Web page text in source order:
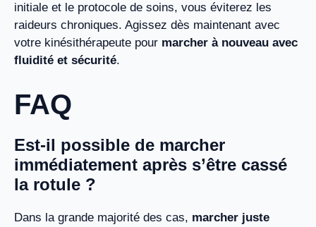
initiale et le protocole de soins, vous éviterez les
raideurs chroniques. Agissez dès maintenant avec
votre kinésithérapeute pour marcher à nouveau avec
fluidité et sécurité.
FAQ
Est-il possible de marcher
immédiatement après s’être cassé
la rotule ?
Dans la grande majorité des cas, marcher juste